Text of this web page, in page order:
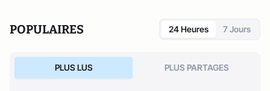
POPULAIRES 24 Heures 7 Jours
PLUS LUS PLUS PARTAGES